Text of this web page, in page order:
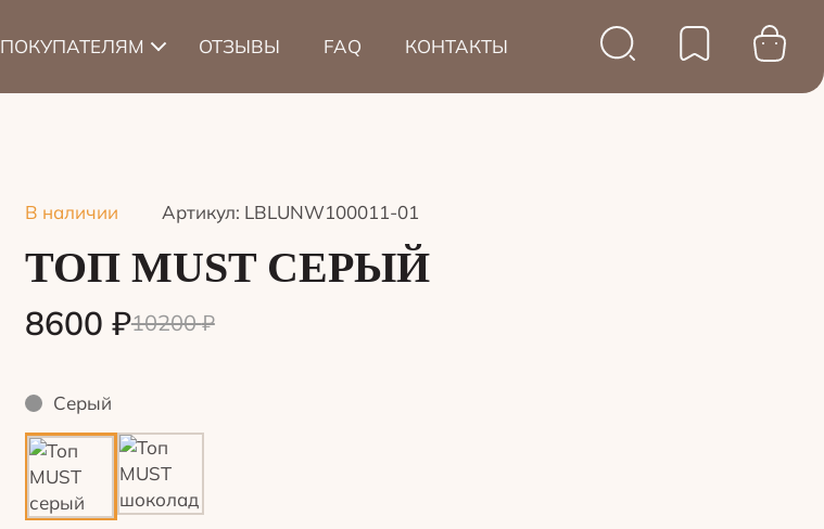
ПОКУПАТЕЛЯМ ОТЗЫВЫ FAQ КОНТАКТЫ
В наличии Артикул: LBLUNW100011-01
ТОП MUST СЕРЫЙ
8600 ₽10200₽
Серый